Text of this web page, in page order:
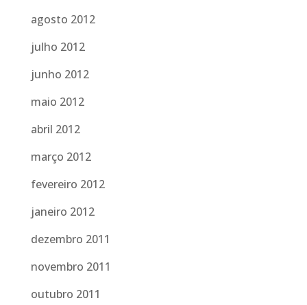
agosto 2012
julho 2012
junho 2012
maio 2012
abril 2012
março 2012
fevereiro 2012
janeiro 2012
dezembro 2011
novembro 2011
outubro 2011